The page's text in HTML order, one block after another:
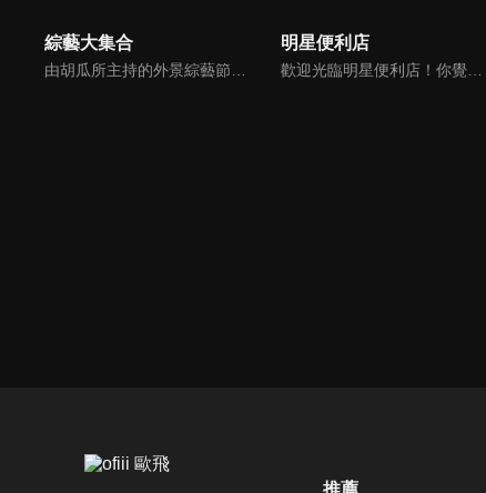
綜藝大集合
由胡瓜所主持的外景綜藝節目，秉持著「幸福好運到，獎金送夠夠」的精神，和眾多藝人與鄉親同樂玩遊戲拿獎金，介紹各地的人文、美食、特產等，提供豐富多元的內容，不間斷的笑料，讓您忘卻一切煩惱、開懷大笑。
明星便利店
歡迎光臨明星便利店！你覺得便利店裡面有什麼？關東煮？茶葉蛋？還是讓你尖叫的大明星？一家擁有明星的便利店，到底有多稀奇，你會不會想要光臨呢？
推薦